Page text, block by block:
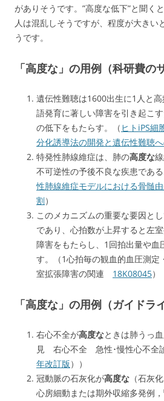
がありそうです。”高度な低下”と聞く
人は混乱しそうですが、程度が大きい
うです。
「高度な」の用例（科研費の
遺伝性難聴は1600出生に1人と
語発育に著しい障害を引き起こ
の低下をもたらす。（ ヒトiPS細
分化誘導法の開発と遺伝性難聴
特発性肺線維症は、肺の高度な
不可逆性の予後不良な疾患であ
性肺線維症モデルにおける骨髄
割）
このメカニズムの重要な要因と
であり、心拍数が上昇すると左
障害をもたらし、1回拍出量や血
す。（1心拍毎の観血的血圧測定
室拡張障害の関連 18K08045）
「高度な」の用例（ガイドラ
右心不全が高度なときは肺うっ
見 右心不全 急性･慢性心不全
年改訂版））
冠動脈の石灰化が高度な （石灰
心房細動または期外収縮多発例